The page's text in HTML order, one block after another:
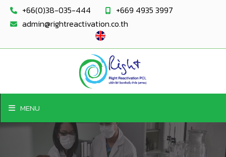
+66(0)38-035-444
+669 4935 3997
admin@rightreactivation.co.th
MENU